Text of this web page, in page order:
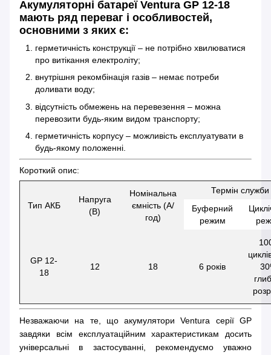
Акумуляторні батареї Ventura GP 12-18
мають ряд переваг і особливостей,
основними з яких є:
герметичність конструкції – не потрібно хвилюватися
про витікання електроліту;
внутрішня рекомбінація газів – немає потреби
доливати воду;
відсутність обмежень на перевезення – можна
перевозити будь-яким видом транспорту;
герметичність корпусу – можливість експлуатувати в
будь-якому положенні.
Короткий опис:
Тип АКБ
Напруга
(В)
Номінальна
ємність (А/
год)
Термін служби
Буферний
режим
GP 12-
18
12 18 6 років
Незважаючи на те, що акумулятори Ventura серії GP
завдяки всім експлуатаційним характеристикам досить
універсальні в застосуванні, рекомендуємо уважно